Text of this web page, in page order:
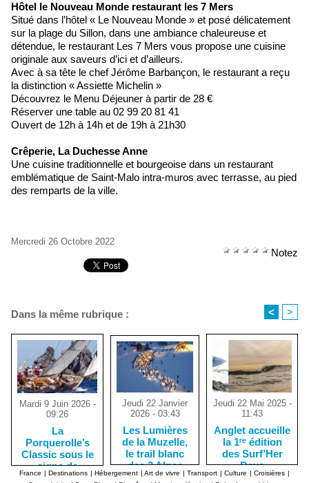
Hôtel le Nouveau Monde restaurant les 7 Mers
Situé dans l’hôtel « Le Nouveau Monde » et posé délicatement
sur la plage du Sillon, dans une ambiance chaleureuse et
détendue, le restaurant Les 7 Mers vous propose une cuisine
originale aux saveurs d’ici et d’ailleurs.
Avec à sa tête le chef Jérôme Barbançon, le restaurant a reçu
la distinction « Assiette Michelin »
Découvrez le Menu Déjeuner à partir de 28 €
Réserver une table au 02 99 20 81 41
Ouvert de 12h à 14h et de 19h à 21h30
Crêperie, La Duchesse Anne
Une cuisine traditionnelle et bourgeoise dans un restaurant
emblématique de Saint-Malo intra-muros avec terrasse, au pied
des remparts de la ville.
Mercredi 26 Octobre 2022
Notez
Dans la même rubrique : < >
Mardi 9 Juin 2026 -
09:26
La
Porquerolle’s
Classic sous le
signe de
l'élégance des
Jeudi 22 Janvier
2026 - 03:43
Les Lumières
de la Muzelle,
le trail blanc
des 2 Alpes
Jeudi 22 Mai 2025 -
11:43
Anglet accueille
la 1ʳᵉ édition
des Surf’Her
Days
France | Destinations | Hébergement | Art de vivre | Transport | Culture | Croisières |